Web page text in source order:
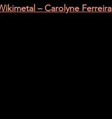
– Carolyne Ferreira